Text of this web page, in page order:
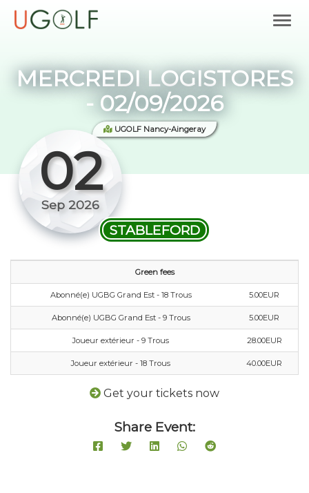
MERCREDI LOGISTORES
- 02/09/2026
UGOLF Nancy-Aingeray
02
Sep 2026
STABLEFORD
Green fees
Abonné(e) UGBG Grand Est - 18 Trous 5.00EUR
Abonné(e) UGBG Grand Est - 9 Trous 5.00EUR
Joueur extérieur - 9 Trous 28.00EUR
Joueur extérieur - 18 Trous 40.00EUR
Get your tickets now
Share Event: